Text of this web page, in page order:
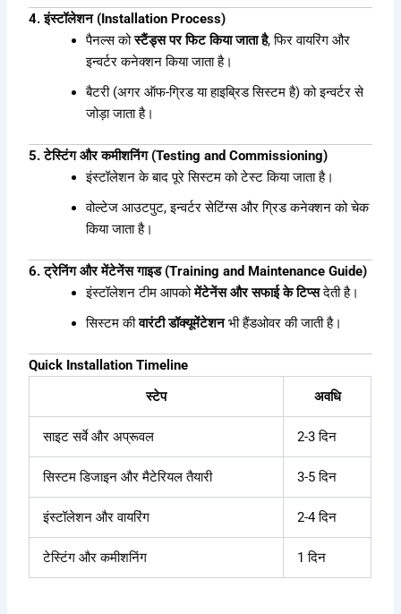
4. इंस्टॉलेशन (Installation Process)
पैनल्स कोस्टैंड्स पर फिट किया जाता है, फिर वायरिंग और
इन्वर्टर कनेक्शन किया जाता है।
बैटरी (अगर ऑफ-ग्रिड या हाइब्रिड सिस्टम है) को इन्वर्टर से
जोड़ा जाता है।
5. टेस्टिंग और कमीशनिंग (Testing and Commissioning)
इंस्टॉलेशन के बाद पूरे सिस्टम को टेस्ट किया जाता है।
वोल्टेज आउटपुट, इन्वर्टर सेटिंग्स और ग्रिड कनेक्शन को चेक
किया जाता है।
6. ट्रेनिंग और मेंटेनेंस गाइड (Training and Maintenance Guide)
इंस्टॉलेशन टीम आपकोमेंटेनेंस और सफाई के टिप्सदेती है।
सिस्टम कीवारंटी डॉक्यूमेंटेशनभी हैंडओवर की जाती है।
Quick Installation Timeline
स्टेप
अवधि
साइट सर्वे और अप्रूवल 2-3 दिन
सिस्टम डिजाइन और मैटेरियल तैयारी 3-5 दिन
इंस्टॉलेशन और वायरिंग 2-4 दिन
टेस्टिंग और कमीशनिंग 1 दिन